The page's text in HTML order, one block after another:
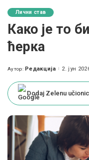
Лични став
Како је то
ћерка
Posted
Аутор: Редакција 2. јун
Dodaj Zelenu